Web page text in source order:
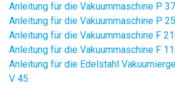
Anleitung für die Vakuummaschine P
Anleitung für die Vakuummaschine P
Anleitung für die Vakuummaschine F
Anleitung für die Vakuummaschine F
Anleitung für die Edelstahl
V 45